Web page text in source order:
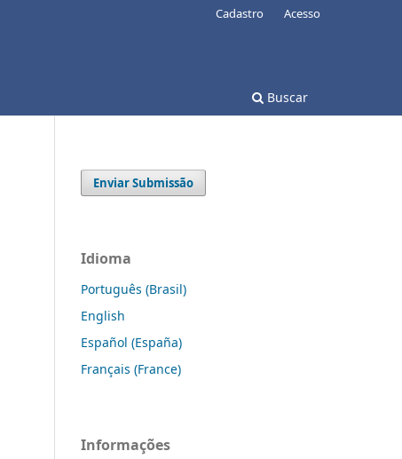
Buscar
Cadastro Acesso
Enviar Submissão
Idioma
Português (Brasil)
English
Español (España)
Français (France)
Informações